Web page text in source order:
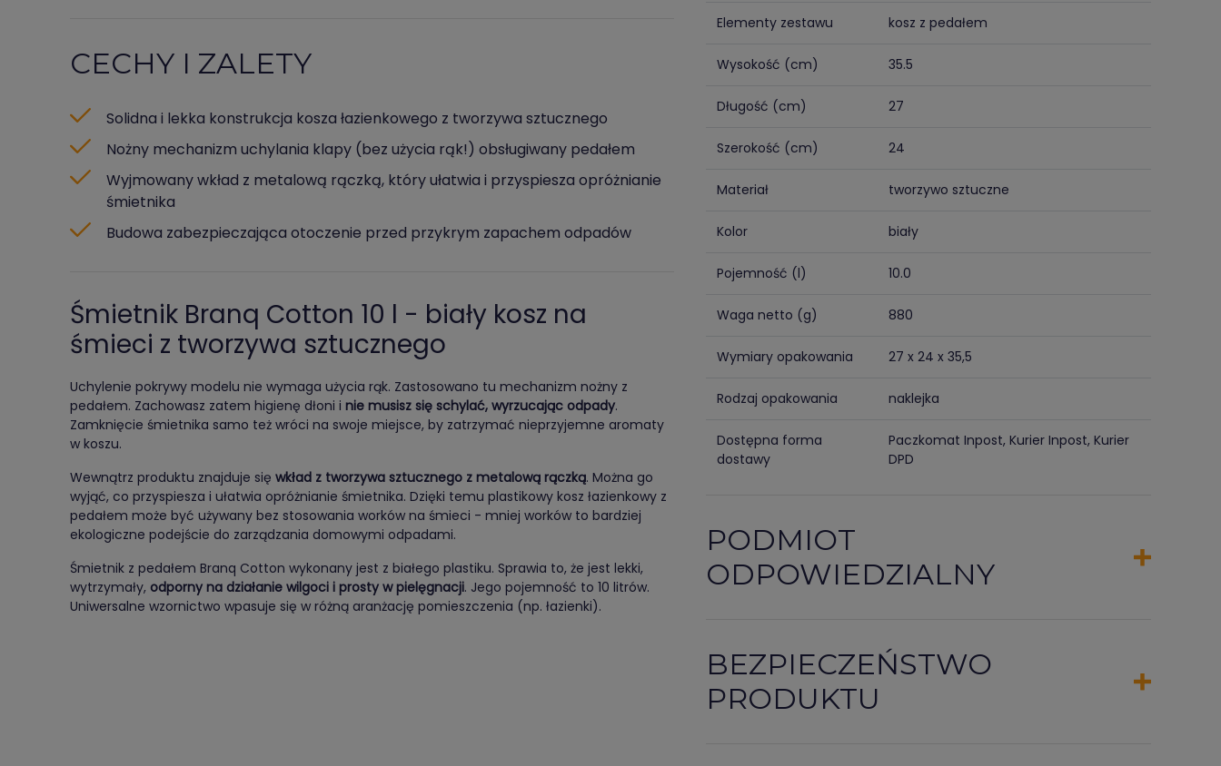
CECHY I ZALETY
Solidna i lekka konstrukcja kosza łazienkowego z tworzywa sztucznego
Nożny mechanizm uchylania klapy (bez użycia rąk!) obsługiwany pedałem
Wyjmowany wkład z metalową rączką, który ułatwia i przyspiesza opróżnianie
śmietnika
Budowa zabezpieczająca otoczenie przed przykrym zapachem odpadów
Śmietnik Branq Cotton 10 l - biały kosz na
śmieci z tworzywa sztucznego
Uchylenie pokrywy modelu nie wymaga użycia rąk. Zastosowano tu mechanizm nożny z
pedałem. Zachowasz zatem higienę dłoni i nie musisz się schylać, wyrzucając odpady.
Zamknięcie śmietnika samo też wróci na swoje miejsce, by zatrzymać nieprzyjemne aromaty
w koszu.
Wewnątrz produktu znajduje się wkład z tworzywa sztucznego z metalową rączką. Można go
wyjąć, co przyspiesza i ułatwia opróżnianie śmietnika. Dzięki temu plastikowy kosz łazienkowy z
pedałem może być używany bez stosowania worków na śmieci - mniej worków to bardziej
ekologiczne podejście do zarządzania domowymi odpadami.
Śmietnik z pedałem Branq Cotton wykonany jest z białego plastiku. Sprawia to, że jest lekki,
wytrzymały, odporny na działanie wilgoci i prosty w pielęgnacji. Jego pojemność to 10 litrów.
Uniwersalne wzornictwo wpasuje się w różną aranżację pomieszczenia (np. łazienki).
Elementy zestawu kosz z pedałem
Wysokość (cm) 35.5
Długość (cm) 27
Szerokość (cm) 24
Materiał tworzywo sztuczne
Kolor biały
Pojemność (l) 10.0
Waga netto (g) 880
Wymiary opakowania 27 x 24 x 35,5
Rodzaj opakowania naklejka
Dostępna forma
dostawy
Paczkomat Inpost, Kurier Inpost, Kurier
DPD
PODMIOT
ODPOWIEDZIALNY
BEZPIECZEŃSTWO
PRODUKTU